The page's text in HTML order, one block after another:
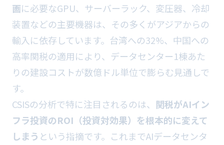
画に必要なGPU、サーバーラック、変圧器、冷却
装置などの主要機器は、その多くがアジアからの
輸入に依存しています。台湾への32%、中国への
高率関税の適用により、データセンター1棟あた
りの建設コストが数億ドル単位で膨らむ見通しで
す。
CSISの分析で特に注目されるのは、 関税がAIイン
フラ投資のROI（投資対効果）を根本的に変えて
しまう という指摘です。これまでAIデータセンタ